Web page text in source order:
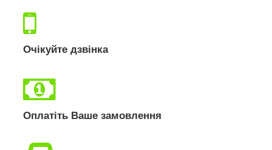
Очікуйте дзвінка
Оплатіть Ваше замовлення